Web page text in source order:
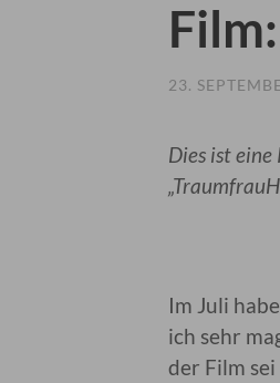
23.
Dies ist
Im Juli
ich sehr
der Film